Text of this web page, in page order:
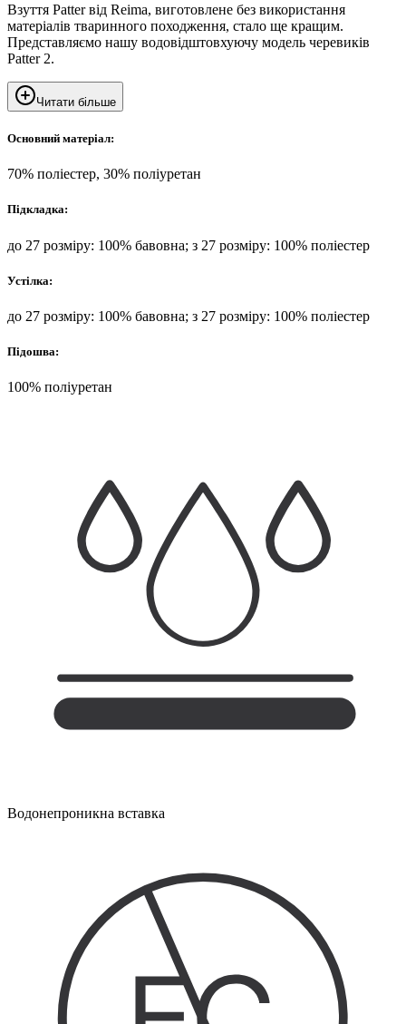
Взуття Patter від Reima, виготовлене без використання
матеріалів тваринного походження, стало ще кращим.
Представляємо нашу водовідштовхуючу модель черевиків
Patter 2.
Читати більше
Основний матеріал:
70% поліестер, 30% поліуретан
Підкладка:
до 27 розміру: 100% бавовна; з 27 розміру: 100% поліестер
Устілка:
до 27 розміру: 100% бавовна; з 27 розміру: 100% поліестер
Підошва:
100% поліуретан
Водонепроникна вставка